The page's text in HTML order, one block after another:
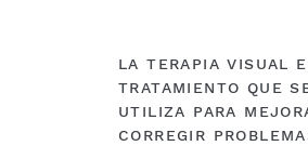
LA TERAPIA VISUAL
TRATAMIENTO QUE
UTILIZA PARA
CORREGIR